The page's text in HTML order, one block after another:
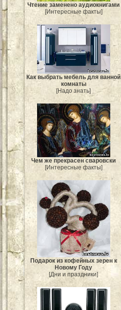
Чтение заменено аудиокнигами
[Интересные факты]
Как выбрать мебель для ванной
комнаты
[Надо знать]
Чем же прекрасен сваровски
[Интересные факты]
Подарок из кофейных зерен к
Новому Году
[Дни и праздники]